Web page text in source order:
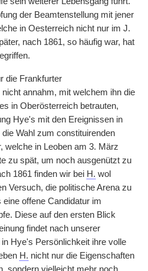
der Beamtenstellung mit jener
in Oesterreich nicht nur im J.
nach 1861, so häufig war, hat
die Frankfurter
annahm, mit welchem ihn die
in Oberösterreich betrauten,
Hye's mit den Ereignissen in
Wahl zum constituirenden
welche in Leoben am 3. März
zu spät, um noch ausgenützt zu
1861 finden wir bei H. wol
Versuch, die politische Arena zu
eine offene Candidatur im
Diese auf den ersten Blick
findet nach unserer
Hye's Persönlichkeit ihre volle
H. nicht nur die Eigenschaften